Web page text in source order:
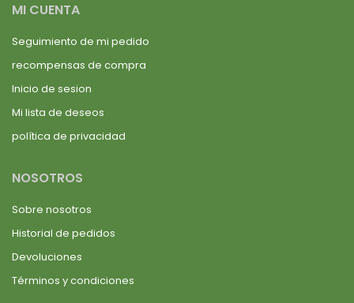
MI CUENTA
Seguimiento de mi pedido
recompensas de compra
Inicio de sesion
Mi lista de deseos
política de privacidad
NOSOTROS
Sobre nosotros
Historial de pedidos
Devoluciones
Términos y condiciones